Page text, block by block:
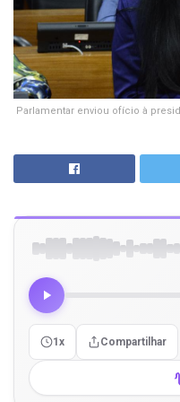
Parlamentar enviou ofício à
1x Compartilhar